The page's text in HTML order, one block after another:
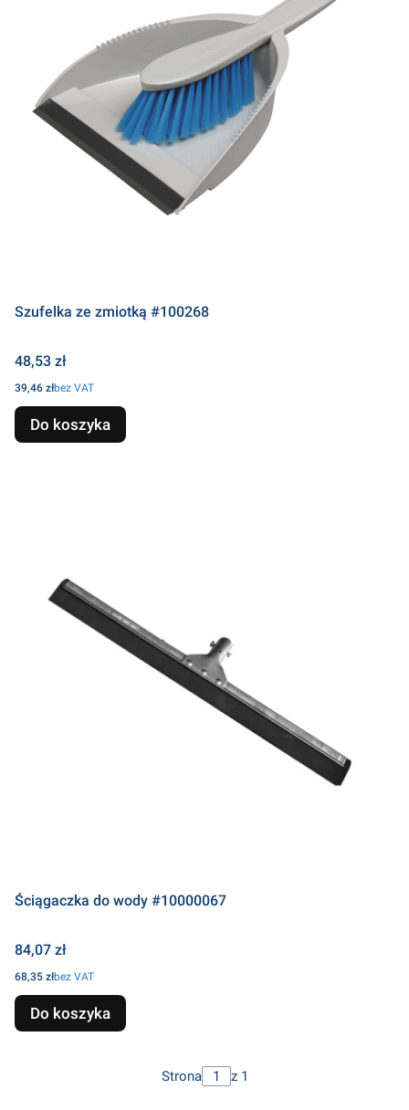
Szufelka ze zmiotką #100268
Cena
48,53 zł
Cena
39,46 złbez VAT
Do koszyka
Ściągaczka do wody #10000067
Cena
84,07 zł
Cena
68,35 złbez VAT
Do koszyka
Strona z 1